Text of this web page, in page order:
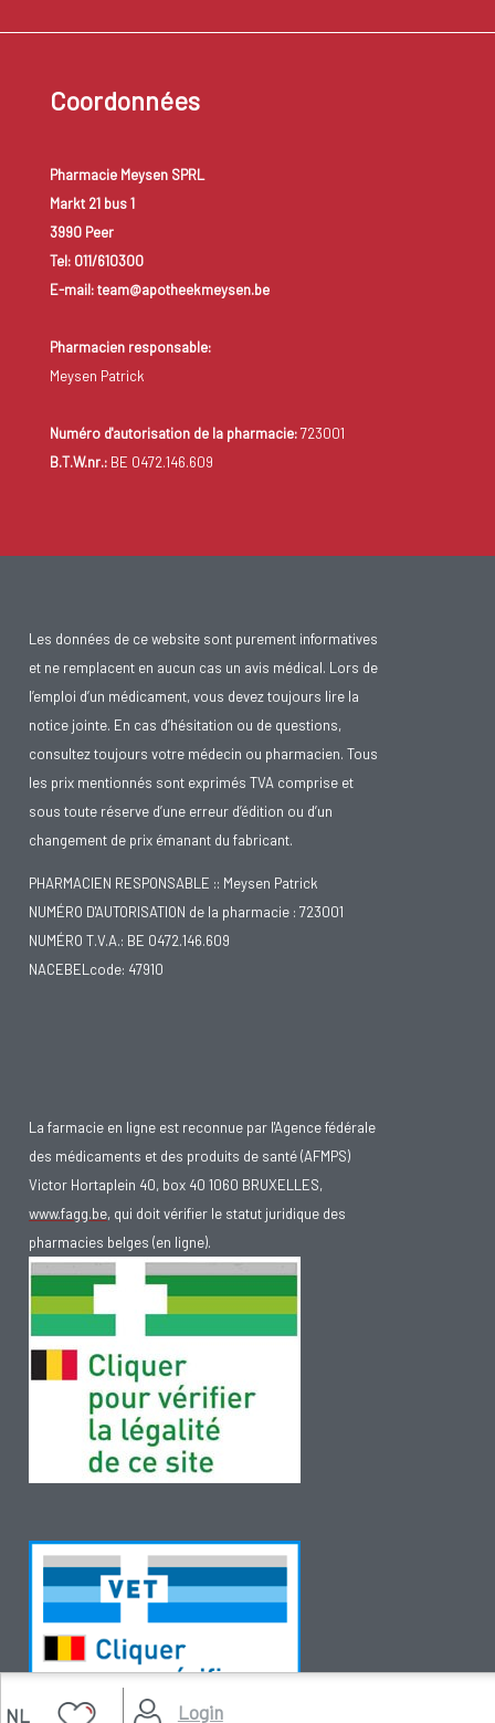
NL Login
Coordonnées
Pharmacie Meysen SPRL
Markt 21 bus 1
3990 Peer
Tel: 011/610300
E-mail: team@apotheekmeysen.be
Pharmacien responsable:
Meysen Patrick
Numéro d'autorisation de la pharmacie:723001
B.T.W.nr.:BE 0472.146.609
Les données de ce website sont purement informatives
et ne remplacent en aucun cas un avis médical. Lors de
l’emploi d’un médicament, vous devez toujours lire la
notice jointe. En cas d’hésitation ou de questions,
consultez toujours votre médecin ou pharmacien. Tous
les prix mentionnés sont exprimés TVA comprise et
sous toute réserve d’une erreur d’édition ou d’un
changement de prix émanant du fabricant.
PHARMACIEN RESPONSABLE :: Meysen Patrick
NUMÉRO D'AUTORISATION de la pharmacie : 723001
NUMÉRO T.V.A.: BE 0472.146.609
NACEBELcode: 47910
La farmacie en ligne est reconnue par l'Agence fédérale
des médicaments et des produits de santé (AFMPS)
Victor Hortaplein 40, box 40 1060 BRUXELLES,
www.fagg.be, qui doit vérifier le statut juridique des
pharmacies belges (en ligne).